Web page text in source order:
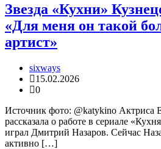
Звезда «Кухни»
«Для меня он такой
артист»
sixways
15.02.2026
0
Источник фото: @katykino Актриса
рассказала о работе в сериале
играл Дмитрий Назаров. Сейчас
активно […]